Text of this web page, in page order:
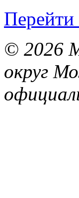
Перейти
© 2026
округ